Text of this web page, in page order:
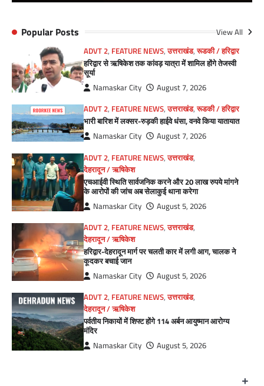
Popular Posts View All
ADVT 2, FEATURE NEWS,उत्तराखंड,रूडकी / हरिद्वार
हरिद्वार से ऋषिकेश तक कांवड़ यात्रा में शामिल होंगे तेजस्वी
सूर्या
Namaskar City
August 7, 2026
ADVT 2, FEATURE NEWS,उत्तराखंड,रूडकी / हरिद्वार
भारी बारिश में लक्सर-रुड़की हाईवे धंसा, वनवे किया यातायात
Namaskar City
August 7, 2026
ADVT 2, FEATURE NEWS,उत्तराखंड,
देहरादून / ऋषिकेश
एचआईवी स्थिति सार्वजनिक करने और 20 लाख रुपये मांगने
के आरोपों की जांच अब सेलाकुई थाना करेगा
Namaskar City
August 5, 2026
ADVT 2, FEATURE NEWS,उत्तराखंड,
देहरादून / ऋषिकेश
हरिद्वार-देहरादून मार्ग पर चलती कार में लगी आग, चालक ने
कूदकर बचाई जान
Namaskar City
August 5, 2026
ADVT 2, FEATURE NEWS,उत्तराखंड,
देहरादून / ऋषिकेश
पर्वतीय निकायों में शिफ्ट होंगे 114 अर्बन आयुष्मान आरोग्य
मंदिर
Namaskar City August 5, 2026
+